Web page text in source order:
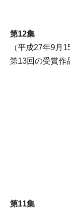
第12集
（平成27年9月
第13回の受賞作
第11集